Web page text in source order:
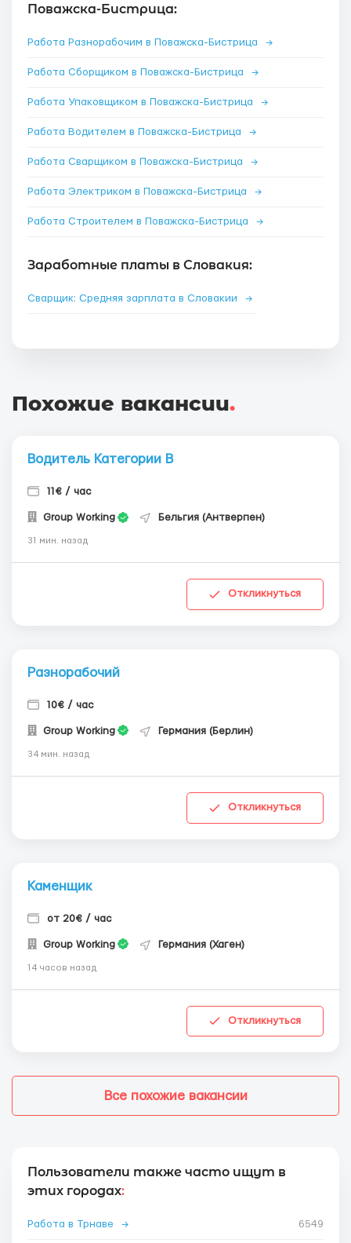
Поважска-Бистрица:
Работа Разнорабочим в Поважска-Бистрица →
Работа Сборщиком в Поважска-Бистрица →
Работа Упаковщиком в Поважска-Бистрица →
Работа Водителем в Поважска-Бистрица →
Работа Сварщиком в Поважска-Бистрица →
Работа Электриком в Поважска-Бистрица →
Работа Строителем в Поважска-Бистрица →
Заработные платы в Словакия:
Сварщик: Средняя зарплата в Словакии →
Похожие вакансии.
Водитель Категории В
11€ / час
Group Working Бельгия (Антверпен)
31 мин. назад
Откликнуться
Разнорабочий
10€ / час
Group Working Германия (Берлин)
34 мин. назад
Откликнуться
Каменщик
от 20€ / час
Group Working Германия (Хаген)
14 часов назад
Откликнуться
Все похожие вакансии
Пользователи также часто ищут в
этих городах:
Работа в Трнаве → 6549